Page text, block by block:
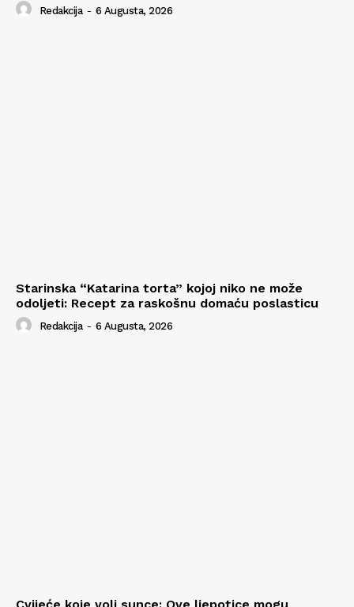
Redakcija - 6 Augusta, 2026
Starinska “Katarina torta” kojoj niko ne može
odoljeti: Recept za raskošnu domaću poslasticu
Redakcija - 6 Augusta, 2026
Cvijeće koje voli sunce: Ove ljepotice mogu